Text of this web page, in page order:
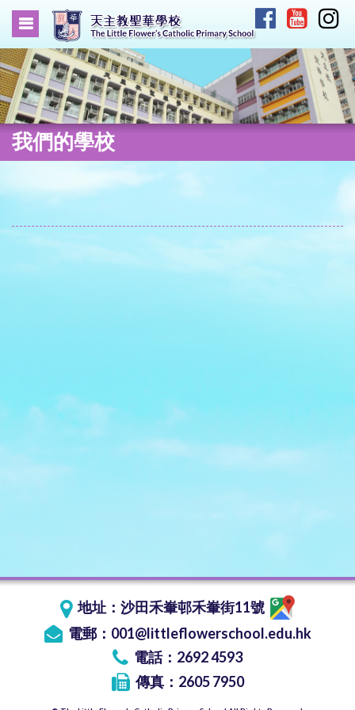
我們的學校
地址： 沙田禾輋邨禾輋街11號
電郵： 001@littleflowerschool.edu.hk
電話：2692 4593
傳真：2605 7950